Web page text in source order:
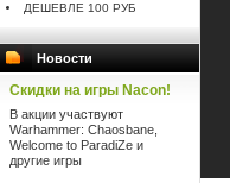
ДЕШЕВЛЕ 100 РУБ
Новости
Скидки на игры Nacon!
В акции участвуют
Warhammer: Chaosbane,
Welcome to ParadiZe и
другие игры